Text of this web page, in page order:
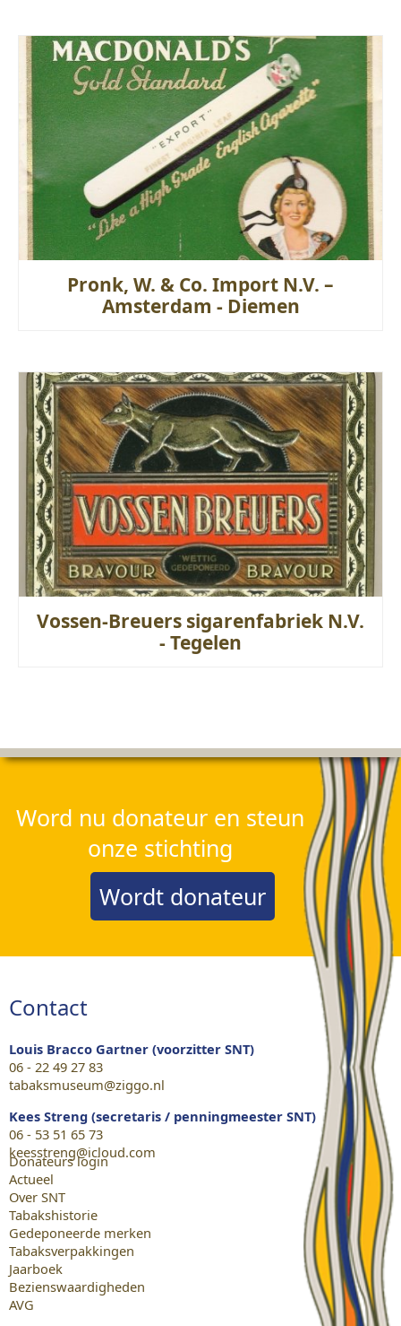
Pronk, W. & Co. Import N.V. –
Amsterdam - Diemen
Vossen-Breuers sigarenfabriek N.V.
- Tegelen
Word nu donateur en steun
onze stichting
Wordt donateur
Contact
Louis Bracco Gartner (voorzitter SNT)
06 - 22 49 27 83
tabaksmuseum@ziggo.nl
Kees Streng (secretaris / penningmeester SNT)
06 - 53 51 65 73
keesstreng@icloud.com
Donateurs login
Actueel
Over SNT
Tabakshistorie
Gedeponeerde merken
Tabaksverpakkingen
Jaarboek
Bezienswaardigheden
AVG